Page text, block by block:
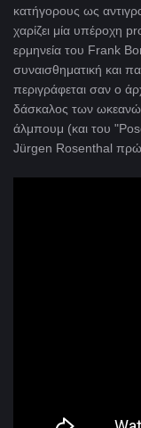
κατήγορους ως
χαρίζει μία υπέροχη
ερμηνεία του Frank
συναισθηματική και
περιγράφεται σαν ο
δάσκαλος των
άλμπουμ (και του
Jürgen Rosenthal